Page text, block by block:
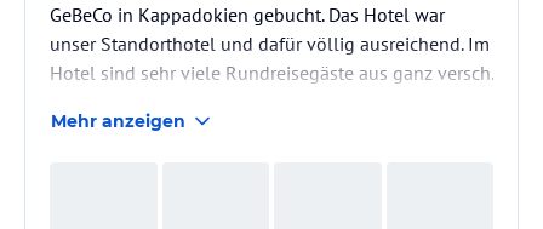
GeBeCo in Kappadokien gebucht. Das Hotel war
unser Standorthotel und dafür völlig ausreichend. Im
Hotel sind sehr viele Rundreisegäste aus ganz versch.
Lärmpegel im sehr großen Speiseraum. Das Personal
Mehr anzeigen